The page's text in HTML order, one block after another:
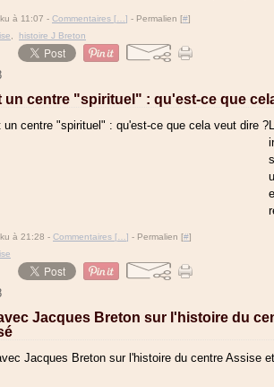
à 11:07 - Commentaires [ ] - Permalien [#]
histoire J Breton
un centre "spirituel" : qu'est-ce que
à 21:28 - Commentaires [ ] - Permalien [#]
Jacques Breton sur l'histoire du